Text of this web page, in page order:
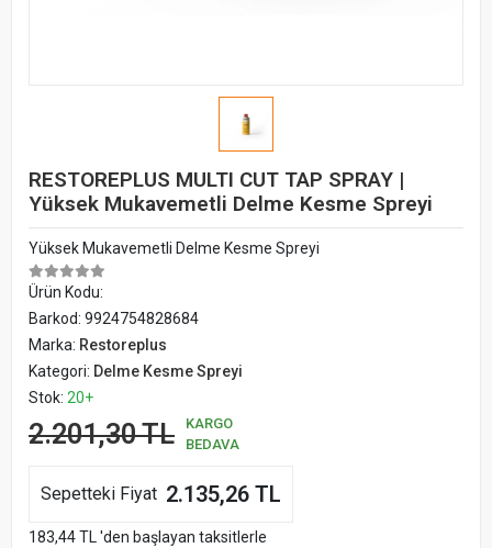
RESTOREPLUS MULTI CUT TAP SPRAY |
Yüksek Mukavemetli Delme Kesme Spreyi
Yüksek Mukavemetli Delme Kesme Spreyi
Ürün Kodu:
Barkod: 9924754828684
Marka: Restoreplus
Kategori: Delme Kesme Spreyi
Stok: 20+
2.201,30 TL
KARGO
BEDAVA
Sepetteki Fiyat 2.135,26 TL
183,44 TL 'den başlayan taksitlerle